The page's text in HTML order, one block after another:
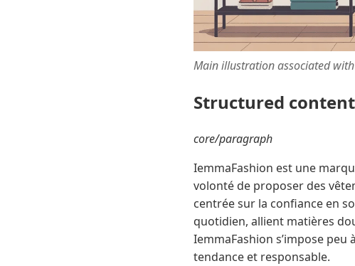
Main illustration associated
Structured content
core/paragraph
IemmaFashion est une
volonté de proposer des
centrée sur la confiance en
quotidien, allient matières
IemmaFashion s’impose
tendance et responsable.